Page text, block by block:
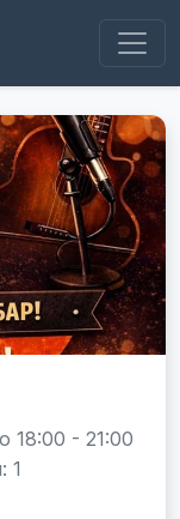
18:00 - 21:00
1